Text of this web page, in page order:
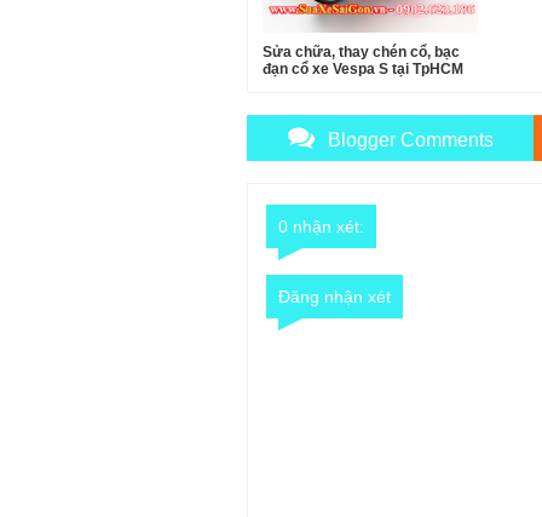
Sửa chữa, thay chén cổ, bạc
đạn cổ xe Vespa S tại TpHCM
Blogger Comments
0 nhận xét:
Đăng nhận xét